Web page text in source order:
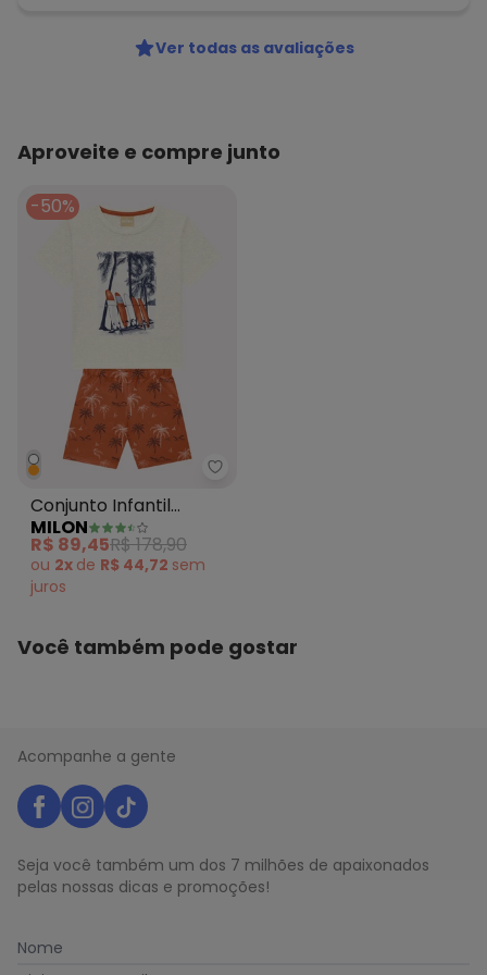
Ver todas as avaliações
Aproveite e compre junto
-50%
Milon - Conjunto Infantil Menino
Conjunto Infantil
Menino Surf Laranja
MILON
R$ 89,45R$ 178,90
ou 2x de R$ 44,72 sem
juros
Você também pode gostar
Acompanhe a gente
Seja você também um dos 7 milhões de apaixonados
pelas nossas dicas e promoções!
Nome